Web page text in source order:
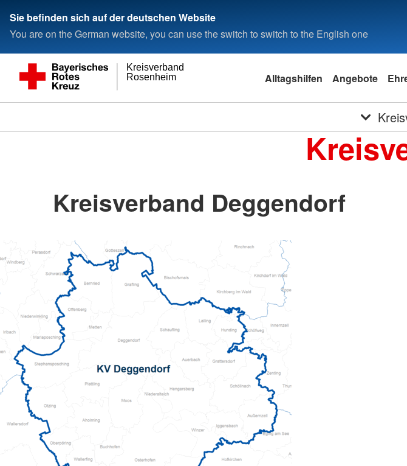
Sie befinden sich auf der deutschen Website
You are on the German website, you can use the switch to switch to the English one
Rosenheim
Kreisverband
Alltagshilfen Angebote
Kreisverband Deggendorf